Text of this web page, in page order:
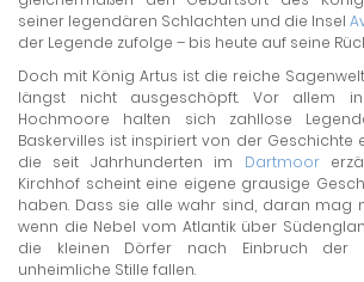
seiner legendären Schlachten und die Insel
der Legende zufolge – bis heute auf seine
Doch mit König Artus ist die reiche
längst nicht ausgeschöpft. Vor allem
Hochmoore halten sich zahllose
Baskervilles ist inspiriert von der Geschichte
die seit Jahrhunderten im Dartmoor
Kirchhof scheint eine eigene grausige
haben. Dass sie alle wahr sind, daran mag
wenn die Nebel vom Atlantik über
die kleinen Dörfer nach Einbruch der
unheimliche Stille fallen.